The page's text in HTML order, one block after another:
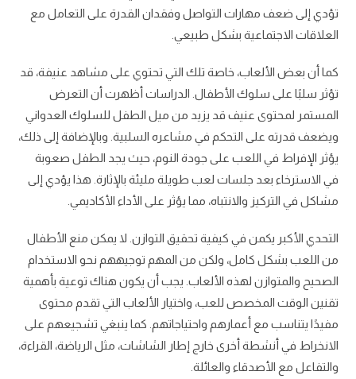
تؤدي إلى ضعف مهارات التواصل وفقدان القدرة على التعامل مع
العلاقات الاجتماعية بشكل طبيعي.
كما أن بعض الألعاب، خاصة تلك التي تحتوي على مشاهد عنيفة، قد
تؤثر سلبًا على سلوك الأطفال. الدراسات أظهرت أن التعرض
المستمر لمحتوى عنيف قد يزيد من ميل الطفل للسلوك العدواني
ويضعف قدرته على التحكم في مشاعره السلبية. وبالإضافة إلى ذلك،
يؤثر الإفراط في اللعب على جودة النوم، حيث يجد الطفل صعوبة
في الاسترخاء بعد جلسات لعب طويلة مليئة بالإثارة. هذا يؤدي إلى
مشاكل في التركيز والانتباه، مما يؤثر على الأداء الأكاديمي.
التحدي الأكبر يكمن في كيفية تحقيق التوازن. لا يمكن منع الأطفال
من اللعب بشكل كامل، ولكن من المهم توجيههم نحو الاستخدام
الصحيح والمتوازن لهذه الألعاب. يجب أن يكون هناك توعية بأهمية
تقنين الوقت المخصص للعب، واختيار الألعاب التي تقدم محتوى
مفيدًا يتناسب مع أعمارهم واحتياجاتهم. كما ينبغي تشجيعهم على
الانخراط في أنشطة أخرى خارج إطار الشاشات، مثل الرياضة، القراءة،
والتفاعل مع الأصدقاء والعائلة.